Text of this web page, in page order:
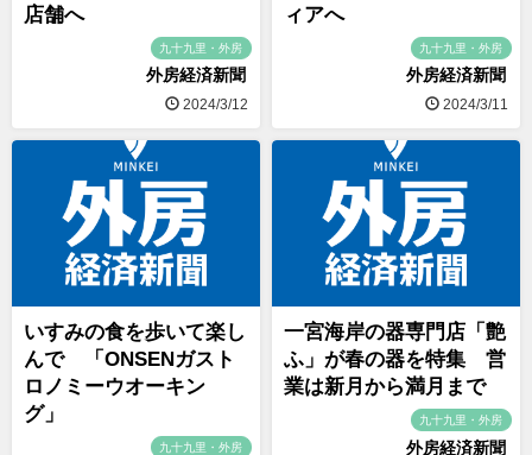
店舗へ
九十九里・外房
外房経済新聞
2024/3/12
ィアへ
九十九里・外房
外房経済新聞
2024/3/11
いすみの食を歩いて楽し
んで 「ONSENガスト
ロノミーウオーキン
グ」
九十九里・外房
一宮海岸の器専門店「艶
ふ」が春の器を特集 営
業は新月から満月まで
九十九里・外房
外房経済新聞